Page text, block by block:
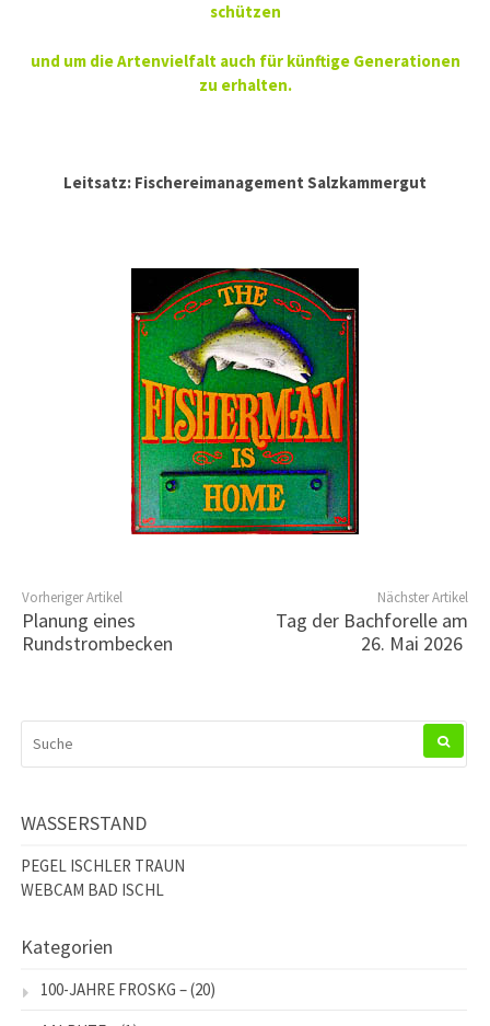
schützen
und um die Artenvielfalt auch für künftige Generationen
zu erhalten.
Leitsatz: Fischereimanagement Salzkammergut
Vorheriger Artikel
Planung eines
Rundstrombecken
Nächster Artikel
Tag der Bachforelle am
26. Mai 2026
NACH:
WASSERSTAND
PEGEL ISCHLER TRAUN
WEBCAM BAD ISCHL
Kategorien
100-JAHRE FROSKG –(20)